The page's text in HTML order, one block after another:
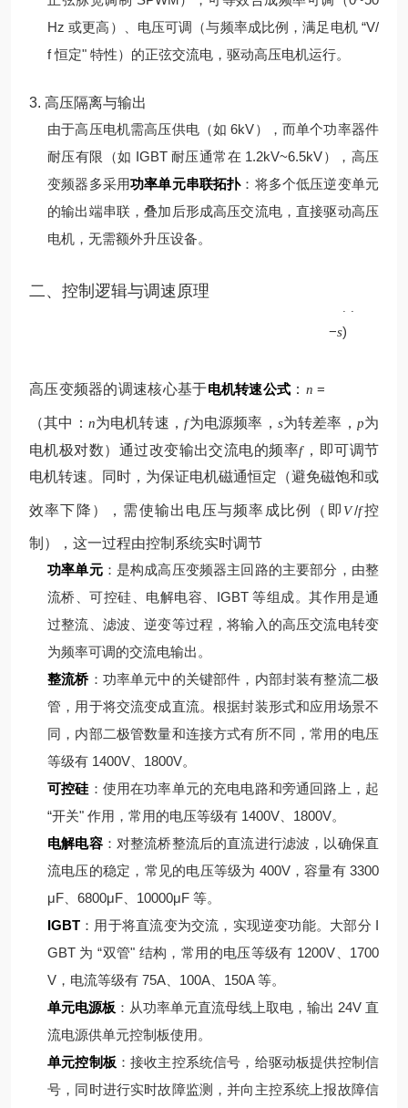
Hz 或更高）、电压可调（与频率成比例，满足电机 “V/
f 恒定" 特性）的正弦交流电，驱动高压电机运行。
3. 高压隔离与输出
由于高压电机需高压供电（如 6kV），而单个功率器件
耐压有限（如 IGBT 耐压通常在 1.2kV~6.5kV），高压
变频器多采用功率单元串联拓扑：将多个低压逆变单元
的输出端串联，叠加后形成高压交流电，直接驱动高压
电机，无需额外升压设备。
二、控制逻辑与调速原理
高压变频器的调速核心基于电机转速公式 ： n =
−s)
（其中： n为电机转速， f为电源频率， s为转差率， p为
电机极对数） 通过改变输出交流电的频率f，即可调节
电机转速。同时，为保证电机磁通恒定（避免磁饱和或
效率下降），需使输出电压与频率成比例（即 V /f控
制），这一过程由控制系统实时调节
功率单元：是构成高压变频器主回路的主要部分，由整
流桥、可控硅、电解电容、IGBT 等组成。其作用是通
过整流、滤波、逆变等过程，将输入的高压交流电转变
为频率可调的交流电输出。
整流桥：功率单元中的关键部件，内部封装有整流二极
管，用于将交流变成直流。根据封装形式和应用场景不
同，内部二极管数量和连接方式有所不同，常用的电压
等级有 1400V、1800V。
可控硅 ：使用在功率单元的充电电路和旁通回路上，起
“开关" 作用，常用的电压等级有 1400V、1800V。
电解电容：对整流桥整流后的直流进行滤波，以确保直
流电压的稳定，常见的电压等级为 400V，容量有 3300
μF、6800μF、10000μF 等。
IGBT ：用于将直流变为交流，实现逆变功能。大部分 I
GBT 为 “双管" 结构，常用的电压等级有 1200V、1700
V，电流等级有 75A、100A、150A 等。
单元电源板 ：从功率单元直流母线上取电，输出 24V 直
流电源供单元控制板使用。
单元控制板 ：接收主控系统信号，给驱动板提供控制信
号，同时进行实时故障监测，并向主控系统上报故障信